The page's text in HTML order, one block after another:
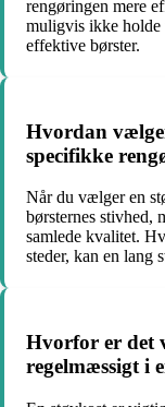
rengøringen mere
muligvis ikke holde
effektive børster.
Hvordan
specifikke
Når du vælger en
børsternes stivhed,
samlede kvalitet.
steder, kan en lang
Hvorfor er det
regelmæssigt i